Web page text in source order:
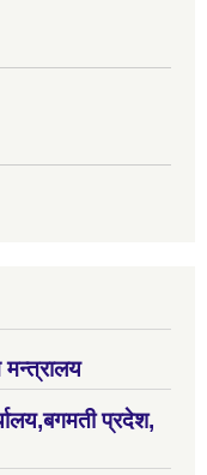
मन्त्रालय
प्रदेश,